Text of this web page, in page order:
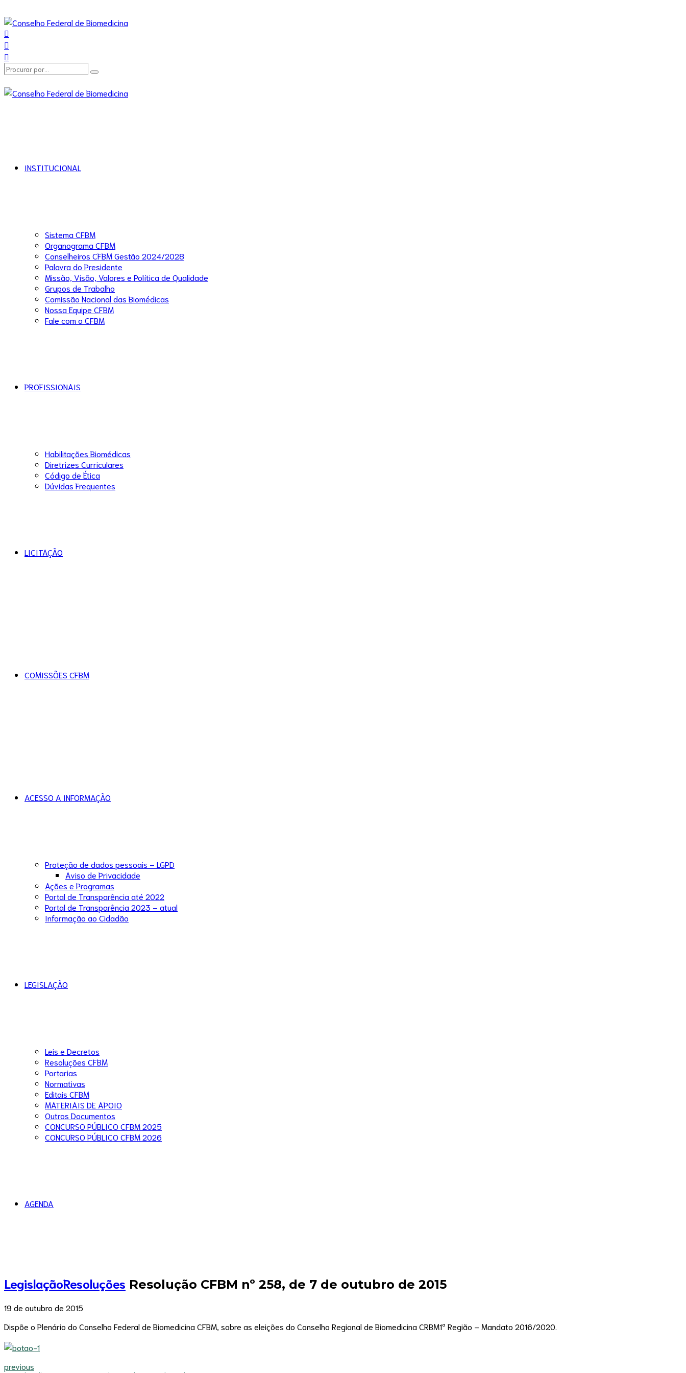
INSTITUCIONAL
Sistema CFBM
Organograma CFBM
Conselheiros CFBM Gestão 2024/2028
Palavra do Presidente
Missão, Visão, Valores e Política de Qualidade
Grupos de Trabalho
Comissão Nacional das Biomédicas
Nossa Equipe CFBM
Fale com o CFBM
PROFISSIONAIS
Habilitações Biomédicas
Diretrizes Curriculares
Código de Ética
Dúvidas Frequentes
LICITAÇÃO
COMISSÕES CFBM
ACESSO A INFORMAÇÃO
Proteção de dados pessoais – LGPD
Aviso de Privacidade
Ações e Programas
Portal de Transparência até 2022
Portal de Transparência 2023 – atual
Informação ao Cidadão
LEGISLAÇÃO
Leis e Decretos
Resoluções CFBM
Portarias
Normativas
Editais CFBM
MATERIAIS DE APOIO
Outros Documentos
CONCURSO PÚBLICO CFBM 2025
CONCURSO PÚBLICO CFBM 2026
AGENDA
LegislaçãoResoluções Resolução CFBM nº 258, de 7 de outubro de 2015
19 de outubro de 2015
Dispõe o Plenário do Conselho Federal de Biomedicina CFBM, sobre as eleições do Conselho Regional de Biomedicina CRBM1ª Região – Mandato 2016/2020.
previous